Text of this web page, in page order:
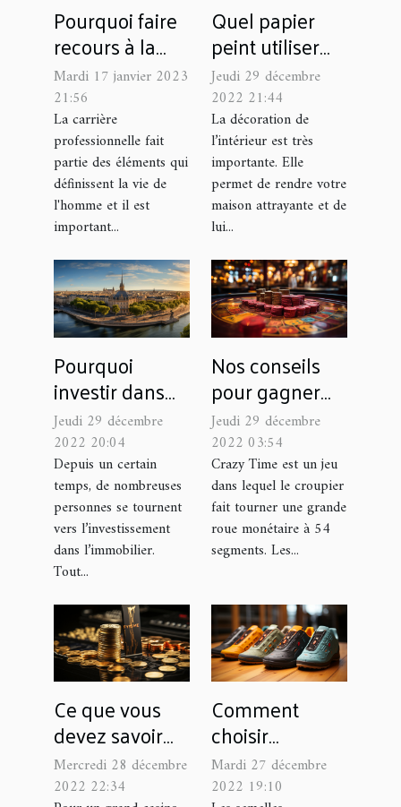
Pourquoi faire
recours à la
voyance pour
son avenir
professionnel ?
Mardi 17 janvier 2023
21:56
La carrière
professionnelle fait
partie des éléments qui
définissent la vie de
l'homme et il est
important...
Quel papier
peint utiliser
pour décorer la
cuisine ?
Jeudi 29 décembre
2022 21:44
La décoration de
l’intérieur est très
importante. Elle
permet de rendre votre
maison attrayante et de
lui...
Pourquoi
investir dans
l’immobilier en
France ?
Jeudi 29 décembre
2022 20:04
Depuis un certain
temps, de nombreuses
personnes se tournent
vers l’investissement
dans l’immobilier.
Tout...
Nos conseils
pour gagner
facilement au
crazy Time, le
jeu de casino
Jeudi 29 décembre
2022 03:54
Crazy Time est un jeu
dans lequel le croupier
fait tourner une grande
roue monétaire à 54
segments. Les...
Ce que vous
devez savoir
sur Mystake
Mercredi 28 décembre
2022 22:34
Comment
choisir
parfaitement
sa semelle
Mardi 27 décembre
2022 19:10